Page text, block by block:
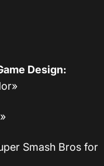
Design:
Smash Bros for